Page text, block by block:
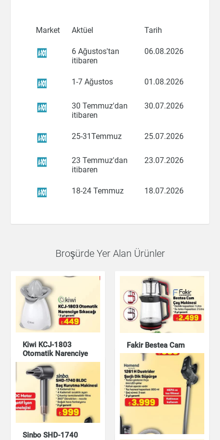
Market Aktüel Tarih
6 Ağustos'tan
itibaren
06.08.2026
1-7 Ağustos 01.08.2026
30 Temmuz'dan
itibaren
30.07.2026
25-31Temmuz 25.07.2026
23 Temmuz'dan
itibaren
23.07.2026
18-24 Temmuz 18.07.2026
Broşürde Yer Alan Ürünler
Kiwi KCJ-1803
Otomatik Narenciye
Sıkacağı
Fakir Bestea Cam
Çay Makinesi
Çay & Kahve & Şeker
Sinbo SHD-1740